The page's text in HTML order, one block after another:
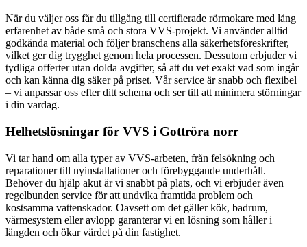
När du väljer oss får du tillgång till certifierade rörmokare med lång
erfarenhet av både små och stora VVS-projekt. Vi använder alltid
godkända material och följer branschens alla säkerhetsföreskrifter,
vilket ger dig trygghet genom hela processen. Dessutom erbjuder vi
tydliga offerter utan dolda avgifter, så att du vet exakt vad som ingår
och kan känna dig säker på priset. Vår service är snabb och flexibel
– vi anpassar oss efter ditt schema och ser till att minimera störningar
i din vardag.
Helhetslösningar för VVS i Gottröra norr
Vi tar hand om alla typer av VVS-arbeten, från felsökning och
reparationer till nyinstallationer och förebyggande underhåll.
Behöver du hjälp akut är vi snabbt på plats, och vi erbjuder även
regelbunden service för att undvika framtida problem och
kostsamma vattenskador. Oavsett om det gäller kök, badrum,
värmesystem eller avlopp garanterar vi en lösning som håller i
längden och ökar värdet på din fastighet.